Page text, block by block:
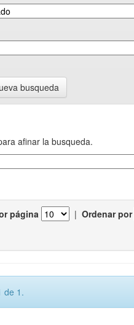
busqueda
afinar la busqueda.
página | Ordenar por
de 1.